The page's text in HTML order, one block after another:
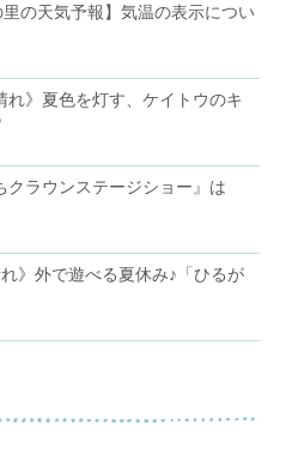
の天気予報】気温の表示につい
》夏色を灯す、ケイトウのキ
ラウンステージショー』は
》外で遊べる夏休み♪「ひるが